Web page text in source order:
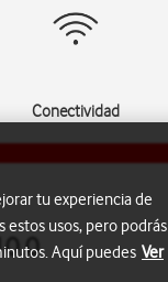
Conectividad
tu experiencia de
estos usos, pero podrás
Aquí puedes Ver